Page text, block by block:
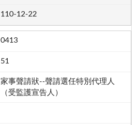
110-12-22
0413
51
家事聲請狀--聲請選任特別代理人
（受監護宣告人）